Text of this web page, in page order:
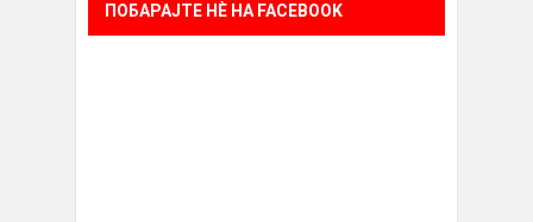
ПОБАРАЈТЕ НÈ НА FACEBOOK